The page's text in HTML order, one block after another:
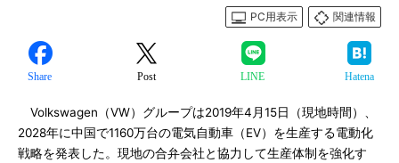
PC用表示
関連情報
Share Post LINE Hatena
Volkswagen（VW）グループは2019年4月15日（現地時間）、
2028年に中国で1160万台の電気自動車（EV）を生産する電動化
戦略を発表した。現地の合弁会社と協力して生産体制を強化す